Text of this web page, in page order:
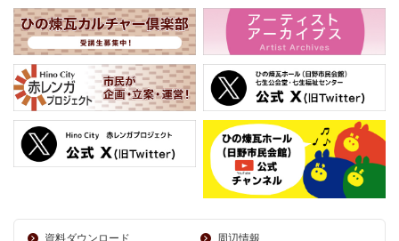
資料ダウンロード
周辺情報